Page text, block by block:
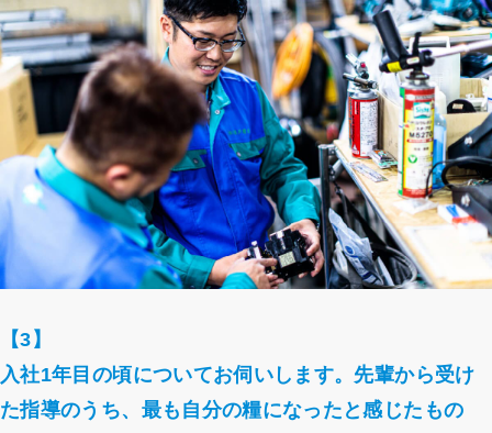
【3】
入社1年目の頃についてお伺いします。先輩から受け
た指導のうち、最も自分の糧になったと感じたもの